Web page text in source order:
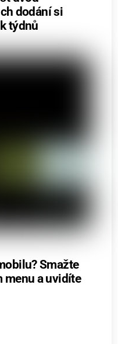
dodání si
týdnů
Smažte
menu a uvidíte